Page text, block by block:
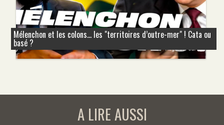
Mélenchon et les colons... les "territoires d’outre-mer" ! Cata ou
basé ?
A LIRE AUSSI